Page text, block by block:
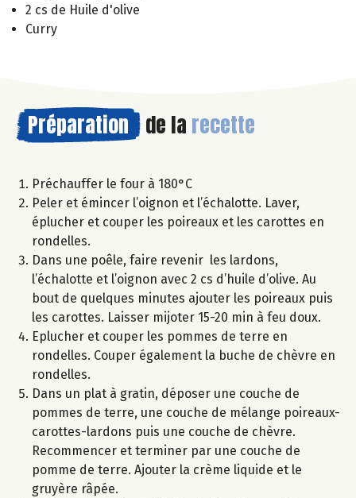
2 cs de Huile d'olive
Curry
Préparation de la recette
Préchauffer le four à 180°C
Peler et émincer l’oignon et l’échalotte. Laver,
éplucher et couper les poireaux et les carottes en
rondelles.
Dans une poêle, faire revenir les lardons,
l’échalotte et l’oignon avec 2 cs d’huile d’olive. Au
bout de quelques minutes ajouter les poireaux puis
les carottes. Laisser mijoter 15-20 min à feu doux.
Eplucher et couper les pommes de terre en
rondelles. Couper également la buche de chèvre en
rondelles.
Dans un plat à gratin, déposer une couche de
pommes de terre, une couche de mélange poireaux-
carottes-lardons puis une couche de chèvre.
Recommencer et terminer par une couche de
pomme de terre. Ajouter la crème liquide et le
gruyère râpée.